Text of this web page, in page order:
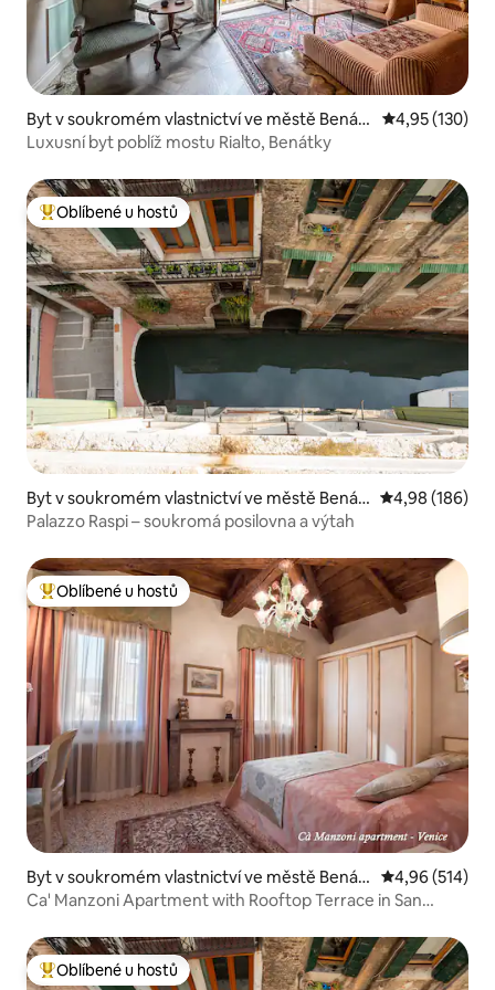
Byt v soukromém vlastnictví ve městě Benátk
y
Průměrné
4,95 (130)
Luxusní byt poblíž mostu Rialto, Benátky
Nejlepší v kategorii Oblíbené u hostů
Oblíbené u hostů
Byt v soukromém vlastnictví ve městě Benát
ky
Průměrné
4,98 (186)
Palazzo Raspi – soukromá posilovna a výtah
Nejlepší v kategorii Oblíbené u hostů
Oblíbené u hostů
Byt v soukromém vlastnictví ve městě Benát
ky
Průměrné
4,96 (514)
Ca' Manzoni Apartment with Rooftop Terrace in San
Nejlepší v kategorii Oblíbené u hostů
Oblíbené u hostů